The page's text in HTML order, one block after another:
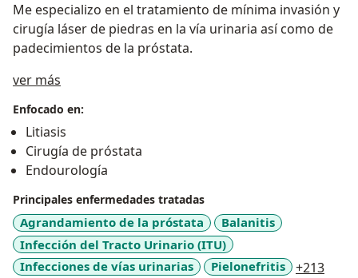
Me especializo en el tratamiento de mínima invasión y
cirugía láser de piedras en la vía urinaria así como de
padecimientos de la próstata.
ver más
Enfocado en:
Litiasis
Cirugía de próstata
Endourología
Principales enfermedades tratadas
Agrandamiento de la próstata
Balanitis
Infección del Tracto Urinario (ITU)
Infecciones de vías urinarias
Pielonefritis +213